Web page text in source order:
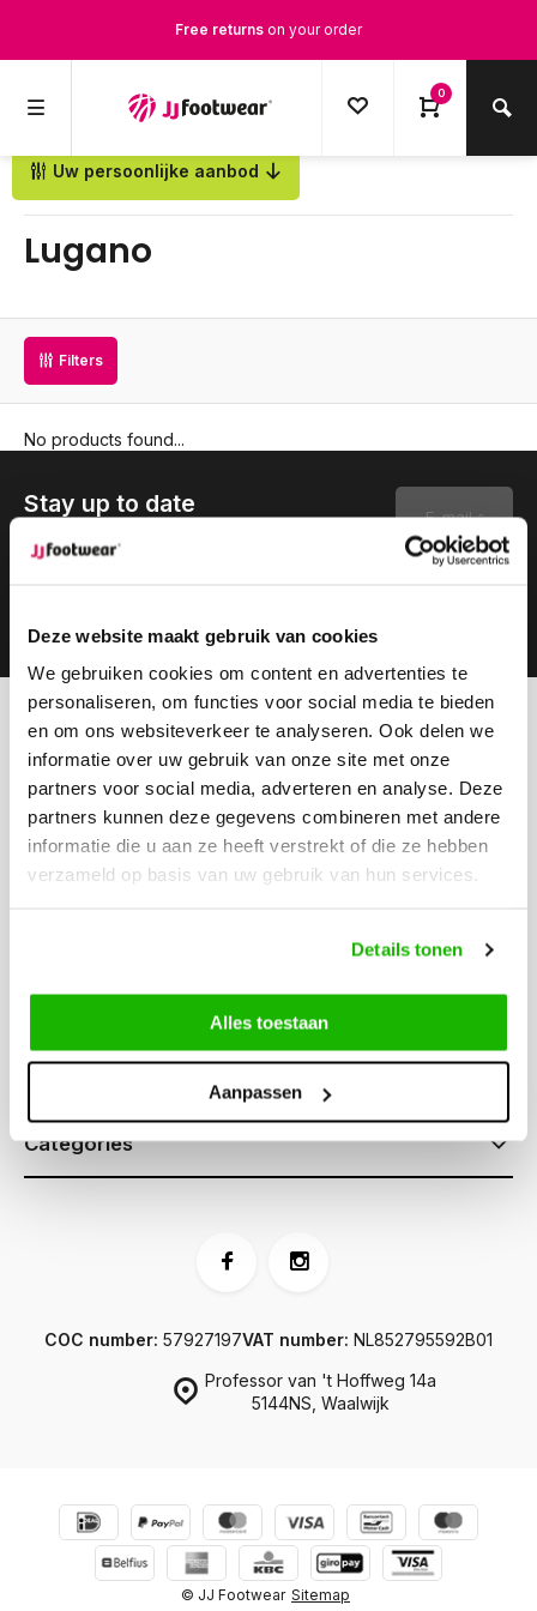
Deze website maakt gebruik van cookies
We gebruiken cookies om content en advertenties te
personaliseren, om functies voor social media te bieden
en om ons websiteverkeer te analyseren. Ook delen we
informatie over uw gebruik van onze site met onze
partners voor social media, adverteren en analyse. Deze
partners kunnen deze gegevens combineren met andere
informatie die u aan ze heeft verstrekt of die ze hebben
verzameld op basis van uw gebruik van hun services.
Details tonen
Alles toestaan
Aanpassen
Free returns on your order
0
Uw persoonlijke aanbod
Lugano
Filters
No products found...
Stay up to date
Can we help?
Customer service:
Call us
Categories
Professor van 't Hoffweg 14a
5144NS, Waalwijk
COC number: 57927197VAT number: NL852795592B01
© JJ Footwear Sitemap